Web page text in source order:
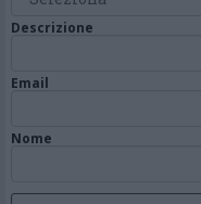
Descrizione
Email
Nome